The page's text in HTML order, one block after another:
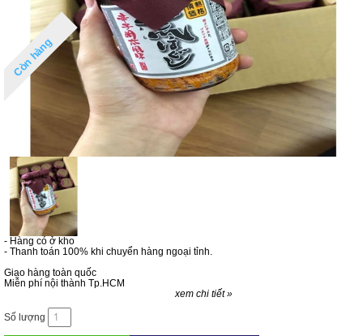
Còn hàng
- Hàng có ở kho
- Thanh toán 100% khi chuyển hàng ngoại tỉnh.
Giao hàng toàn quốc
Miễn phí nội thành Tp.HCM
xem chi tiết »
Số lượng